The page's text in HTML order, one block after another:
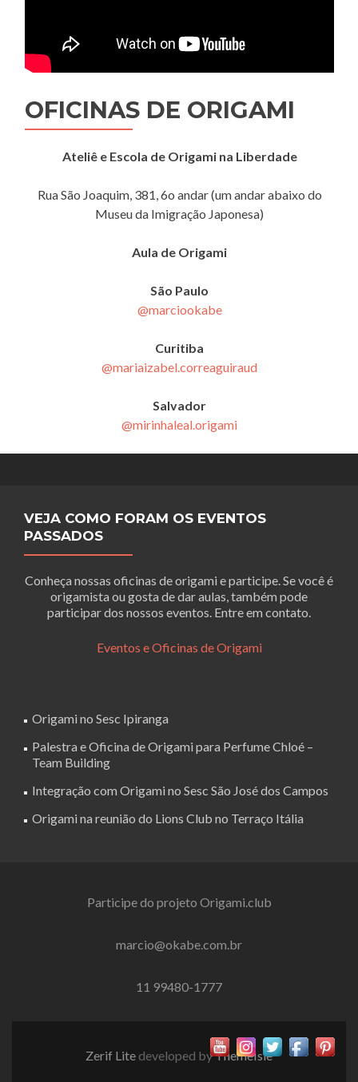
OFICINAS DE ORIGAMI
Ateliê e Escola de Origami na Liberdade
Rua São Joaquim, 381, 6o andar (um andar abaixo do
Museu da Imigração Japonesa)
Aula de Origami
São Paulo
@marciookabe
Curitiba
@mariaizabel.correaguiraud
Salvador
@mirinhaleal.origami
VEJA COMO FORAM OS EVENTOS
PASSADOS
Conheça nossas oficinas de origami e participe. Se você é
origamista ou gosta de dar aulas, também pode
participar dos nossos eventos. Entre em contato.
Eventos e Oficinas de Origami
Origami no Sesc Ipiranga
Palestra e Oficina de Origami para Perfume Chloé –
Team Building
Integração com Origami no Sesc São José dos Campos
Origami na reunião do Lions Club no Terraço Itália
Participe do projeto Origami.club
marcio@okabe.com.br
11 99480-1777
Zerif Lite developed byThemeIsle